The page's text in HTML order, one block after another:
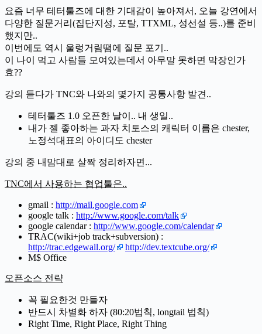
요즘 너무 테터툴즈에 대한 기대감이 높아져서, 오늘 강연에서
다양한 질문거리(집단지성, 포탈, TTXML, 성선설 등..)를 준비
했지만..
이번에도 역시 울렁거림땜에 질문 포기..
이 나이 먹고 사람들 모여있는데서 아무말 못하면 막장인가
효??
강의 듣다가 TNC와 나와의 몇가지 공통사항 발견..
테터툴즈 1.0 오픈한 날이.. 내 생일..
내가 젤 좋아하는 과자 치토스의 캐릭터 이름은 chester,
노정석대표의 아이디도 chester
강의 중 내맘대로 살짝 정리하자면...
TNC에서 사용하는 협업툴은..
gmail : http://mail.google.com
google talk : http://www.google.com/talk
google calendar : http://www.google.com/calendar
TRAC(wiki+job track+subversion) :
http://trac.edgewall.org/
http://dev.textcube.org/
M$ Office
오픈소스 전략
꼭 필요한것 만들자
반드시 차별화 하자 (80:20법칙, longtail 법칙)
Right Time, Right Place, Right Thing